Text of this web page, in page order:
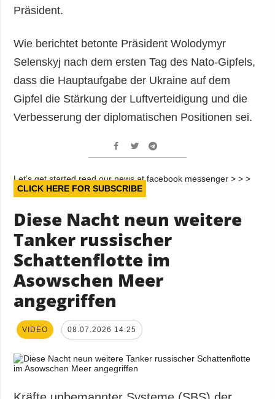
Präsident.
Wie berichtet betonte Präsident Wolodymyr
Selenskyj nach dem ersten Tag des Nato-Gipfels,
dass die Hauptaufgabe der Ukraine auf dem
Gipfel die Stärkung der Luftverteidigung und die
Verbesserung der diplomatischen Positionen sei.
Let’s get started read our news at facebook messenger > > >
CLICK HERE FOR SUBSCRIBE
Diese Nacht neun weitere
Tanker russischer
Schattenflotte im
Asowschen Meer
angegriffen
VIDEO 08.07.2026 14:25